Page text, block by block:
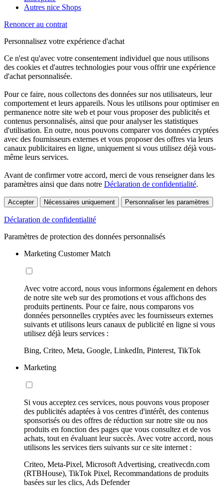
Autres nice Shops
Renoncer au contrat
Personnalisez votre expérience d'achat
Ce n'est qu'avec votre consentement individuel que nous utilisons
des cookies et d'autres technologies pour vous offrir une expérience
d'achat personnalisée.
Pour ce faire, nous collectons des données sur nos utilisateurs, leur
comportement et leurs appareils. Nous les utilisons pour optimiser en
permanence notre site web et pour vous proposer des publicités et
contenus personnalisés, ainsi que pour analyser les statistiques
d'utilisation. En outre, nous pouvons comparer vos données cryptées
avec des fournisseurs externes et vous proposer des offres via leurs
canaux publicitaires en ligne, uniquement si vous utilisez déjà vous-
même leurs services.
Avant de confirmer votre accord, merci de vous renseigner dans les
paramètres ainsi que dans notre Déclaration de confidentialité.
Accepter Nécessaires uniquement Personnaliser les paramètres
Déclaration de confidentialité
Paramètres de protection des données personnalisés
Marketing Customer Match
Avec votre accord, nous vous informons également en dehors
de notre site web sur des promotions et vous affichons des
produits pertinents. Pour ce faire, nous comparons vos
données personnelles cryptées avec les fournisseurs externes
suivants et utilisons leurs canaux de publicité en ligne si vous
utilisez déjà leurs services :
Bing, Criteo, Meta, Google, LinkedIn, Pinterest, TikTok
Marketing
Si vous acceptez ces services, nous pouvons vous proposer
des publicités adaptées à vos centres d'intérêt, des contenus
sponsorisés ou des offres de réduction sur notre site ou nos
produits en fonction des pages que vous consultez et de vos
achats, tout en évaluant leur succès. Avec votre accord, nous
utilisons les services tiers suivants sur ce site internet :
Criteo, Meta-Pixel, Microsoft Advertising, creativecdn.com
(RTBHouse), TikTok Pixel, Recommandations de produits
basées sur les clics, Ads Defender